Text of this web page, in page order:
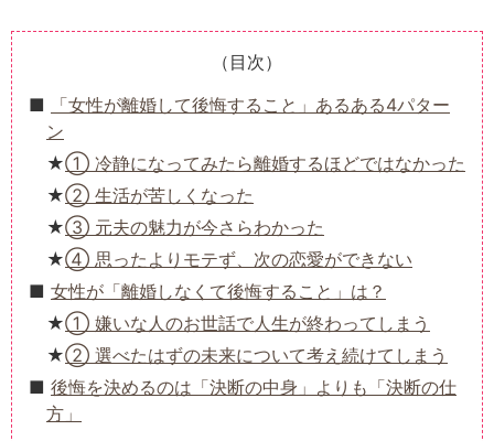
（目次）
「女性が離婚して後悔すること」あるある4パター
ン
① 冷静になってみたら離婚するほどではなかった
② 生活が苦しくなった
③ 元夫の魅力が今さらわかった
④ 思ったよりモテず、次の恋愛ができない
女性が「離婚しなくて後悔すること」は？
① 嫌いな人のお世話で人生が終わってしまう
② 選べたはずの未来について考え続けてしまう
後悔を決めるのは「決断の中身」よりも「決断の仕
方」